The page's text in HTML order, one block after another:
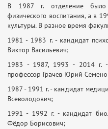
В 1987 г. отделение было
физического воспитания, а в
культуры. В разное время
1981 - 1983 г. - кандидат
Виктор Васильевич;
1983 - 1987, 1993 - 2014 г. -
профессор Грачев Юрий
1987 - 1991 г. - кандидат
Всеволодович;
1991 - 1992 г. - кандидат
Фёдор Борисович;